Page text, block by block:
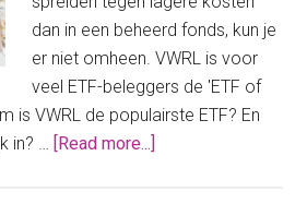
dan in een beheerd fonds, kun je
er niet omheen. VWRL is voor
veel ETF-beleggers de 'ETF of
is VWRL de populairste ETF? En
in? …
[Read more...]